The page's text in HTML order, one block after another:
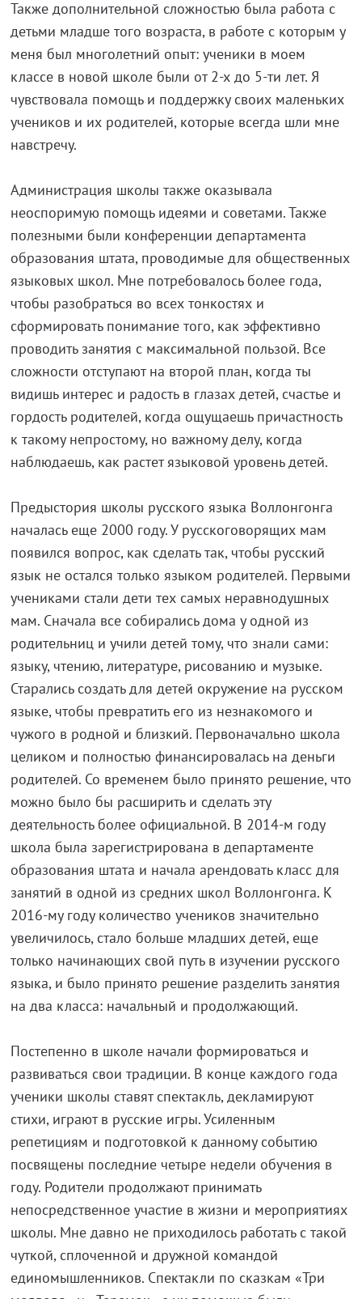
Также дополнительной сложностью была работа с
детьми младше того возраста, в работе с которым у
меня был многолетний опыт: ученики в моем
классе в новой школе были от 2-х до 5-ти лет. Я
чувствовала помощь и поддержку своих маленьких
учеников и их родителей, которые всегда шли мне
навстречу.
Администрация школы также оказывала
неоспоримую помощь идеями и советами. Также
полезными были конференции департамента
образования штата, проводимые для общественных
языковых школ. Мне потребовалось более года,
чтобы разобраться во всех тонкостях и
сформировать понимание того, как эффективно
проводить занятия с максимальной пользой. Все
сложности отступают на второй план, когда ты
видишь интерес и радость в глазах детей, счастье и
гордость родителей, когда ощущаешь причастность
к такому непростому, но важному делу, когда
наблюдаешь, как растет языковой уровень детей.
Предыстория школы русского языка Воллонгонга
началась еще 2000 году. У русскоговорящих мам
появился вопрос, как сделать так, чтобы русский
язык не остался только языком родителей. Первыми
учениками стали дети тех самых неравнодушных
мам. Сначала все собирались дома у одной из
родительниц и учили детей тому, что знали сами:
языку, чтению, литературе, рисованию и музыке.
Старались создать для детей окружение на русском
языке, чтобы превратить его из незнакомого и
чужого в родной и близкий. Первоначально школа
целиком и полностью финансировалась на деньги
родителей. Со временем было принято решение, что
можно было бы расширить и сделать эту
деятельность более официальной. В 2014-м году
школа была зарегистрирована в департаменте
образования штата и начала арендовать класс для
занятий в одной из средних школ Воллонгонга. К
2016-му году количество учеников значительно
увеличилось, стало больше младших детей, еще
только начинающих свой путь в изучении русского
языка, и было принято решение разделить занятия
на два класса: начальный и продолжающий.
Постепенно в школе начали формироваться и
развиваться свои традиции. В конце каждого года
ученики школы ставят спектакль, декламируют
стихи, играют в русские игры. Усиленным
репетициям и подготовкой к данному событию
посвящены последние четыре недели обучения в
году. Родители продолжают принимать
непосредственное участие в жизни и мероприятиях
школы. Мне давно не приходилось работать с такой
чуткой, сплоченной и дружной командой
единомышленников. Спектакли по сказкам «Три